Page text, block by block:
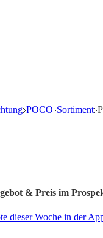
POCO Sortiment
& Preis im
dieser Woche in der